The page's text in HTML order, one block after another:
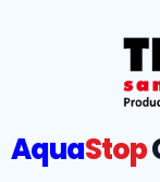
AquaStop